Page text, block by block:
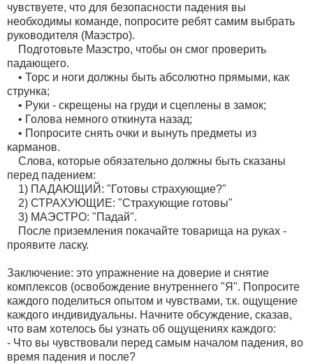
чувствуете, что для безопасности падения вы
необходимы команде, попросите ребят самим выбрать
руководителя (Маэстро).
Подготовьте Маэстро, чтобы он смог проверить
падающего.
• Торс и ноги должны быть абсолютно прямыми, как
струнка;
• Руки - скрещены на груди и сцеплены в замок;
• Голова немного откинута назад;
• Попросите снять очки и вынуть предметы из
карманов.
Слова, которые обязательно должны быть сказаны
перед падением:
1) ПАДАЮЩИЙ: "Готовы страхующие?"
2) СТРАХУЮЩИЕ: "Страхующие готовы"
3) МАЭСТРО: "Падай".
После приземления покачайте товарища на руках -
проявите ласку.
Заключение: это упражнение на доверие и снятие
комплексов (освобождение внутреннего "Я". Попросите
каждого поделиться опытом и чувствами, т.к. ощущение
каждого индивидуальны. Начните обсуждение, сказав,
что вам хотелось бы узнать об ощущениях каждого:
- Что вы чувствовали перед самым началом падения, во
время падения и после?